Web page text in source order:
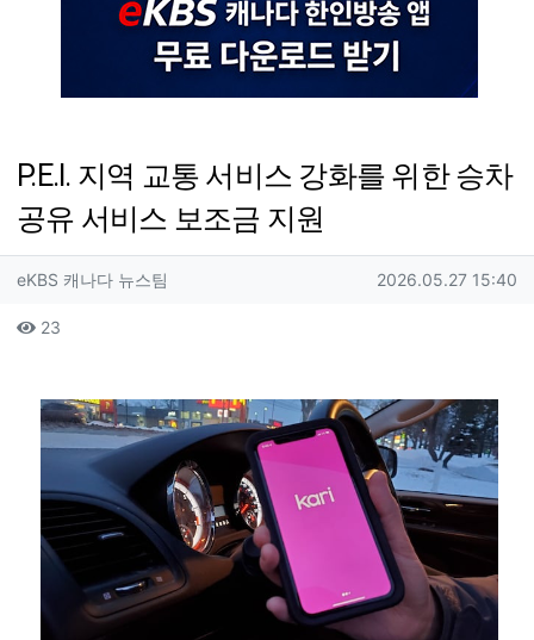
P.E.I. 지역 교통 서비스 강화를 위한 승차
공유 서비스 보조금 지원
작성자 정보
eKBS 캐나다 뉴스팀 작성일
2026.05.27 15:40
컨텐츠 정보
23